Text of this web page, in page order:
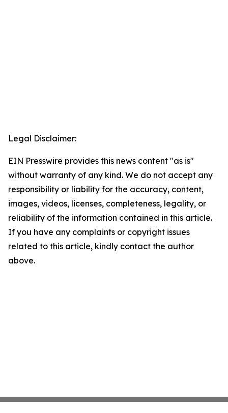
Legal Disclaimer:
EIN Presswire provides this news content "as is"
without warranty of any kind. We do not accept any
responsibility or liability for the accuracy, content,
images, videos, licenses, completeness, legality, or
reliability of the information contained in this article.
If you have any complaints or copyright issues
related to this article, kindly contact the author
above.